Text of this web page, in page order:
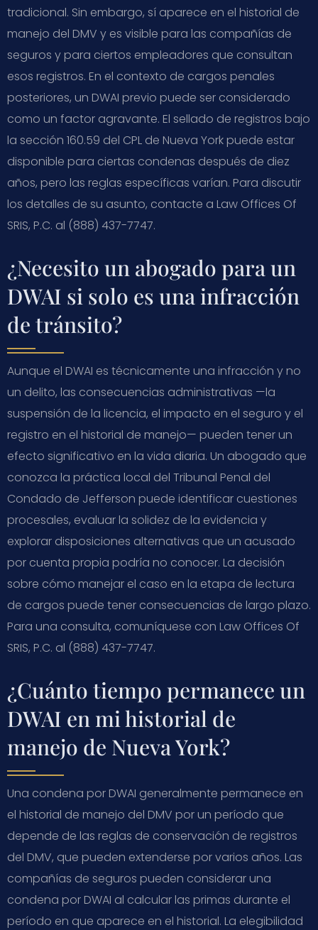
tradicional. Sin embargo, sí aparece en el historial de
manejo del DMV y es visible para las compañías de
seguros y para ciertos empleadores que consultan
esos registros. En el contexto de cargos penales
posteriores, un DWAI previo puede ser considerado
como un factor agravante. El sellado de registros bajo
la sección 160.59 del CPL de Nueva York puede estar
disponible para ciertas condenas después de diez
años, pero las reglas específicas varían. Para discutir
los detalles de su asunto, contacte a Law Offices Of
SRIS, P.C. al (888) 437-7747.
¿Necesito un abogado para un
DWAI si solo es una infracción
de tránsito?
Aunque el DWAI es técnicamente una infracción y no
un delito, las consecuencias administrativas —la
suspensión de la licencia, el impacto en el seguro y el
registro en el historial de manejo— pueden tener un
efecto significativo en la vida diaria. Un abogado que
conozca la práctica local del Tribunal Penal del
Condado de Jefferson puede identificar cuestiones
procesales, evaluar la solidez de la evidencia y
explorar disposiciones alternativas que un acusado
por cuenta propia podría no conocer. La decisión
sobre cómo manejar el caso en la etapa de lectura
de cargos puede tener consecuencias de largo plazo.
Para una consulta, comuníquese con Law Offices Of
SRIS, P.C. al (888) 437-7747.
¿Cuánto tiempo permanece un
DWAI en mi historial de
manejo de Nueva York?
Una condena por DWAI generalmente permanece en
el historial de manejo del DMV por un período que
depende de las reglas de conservación de registros
del DMV, que pueden extenderse por varios años. Las
compañías de seguros pueden considerar una
condena por DWAI al calcular las primas durante el
período en que aparece en el historial. La elegibilidad